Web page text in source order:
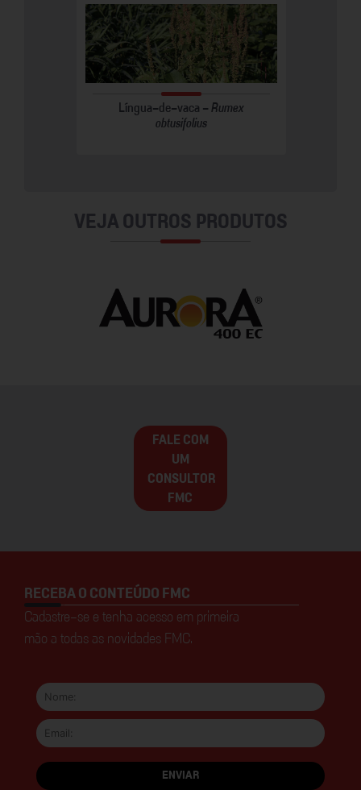
Língua-de-vaca - Rumex
obtusifolius
VEJA OUTROS PRODUTOS
FALE COM
UM
CONSULTOR
FMC
RECEBA O CONTEÚDO FMC
Cadastre-se e tenha acesso em primeira
mão a todas as novidades FMC.